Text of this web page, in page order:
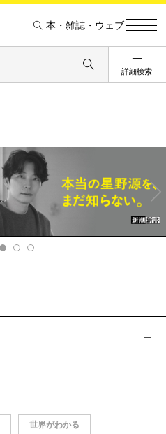
本・雑誌・ウェブ
詳細検索
Ne
xt
世界がわかる